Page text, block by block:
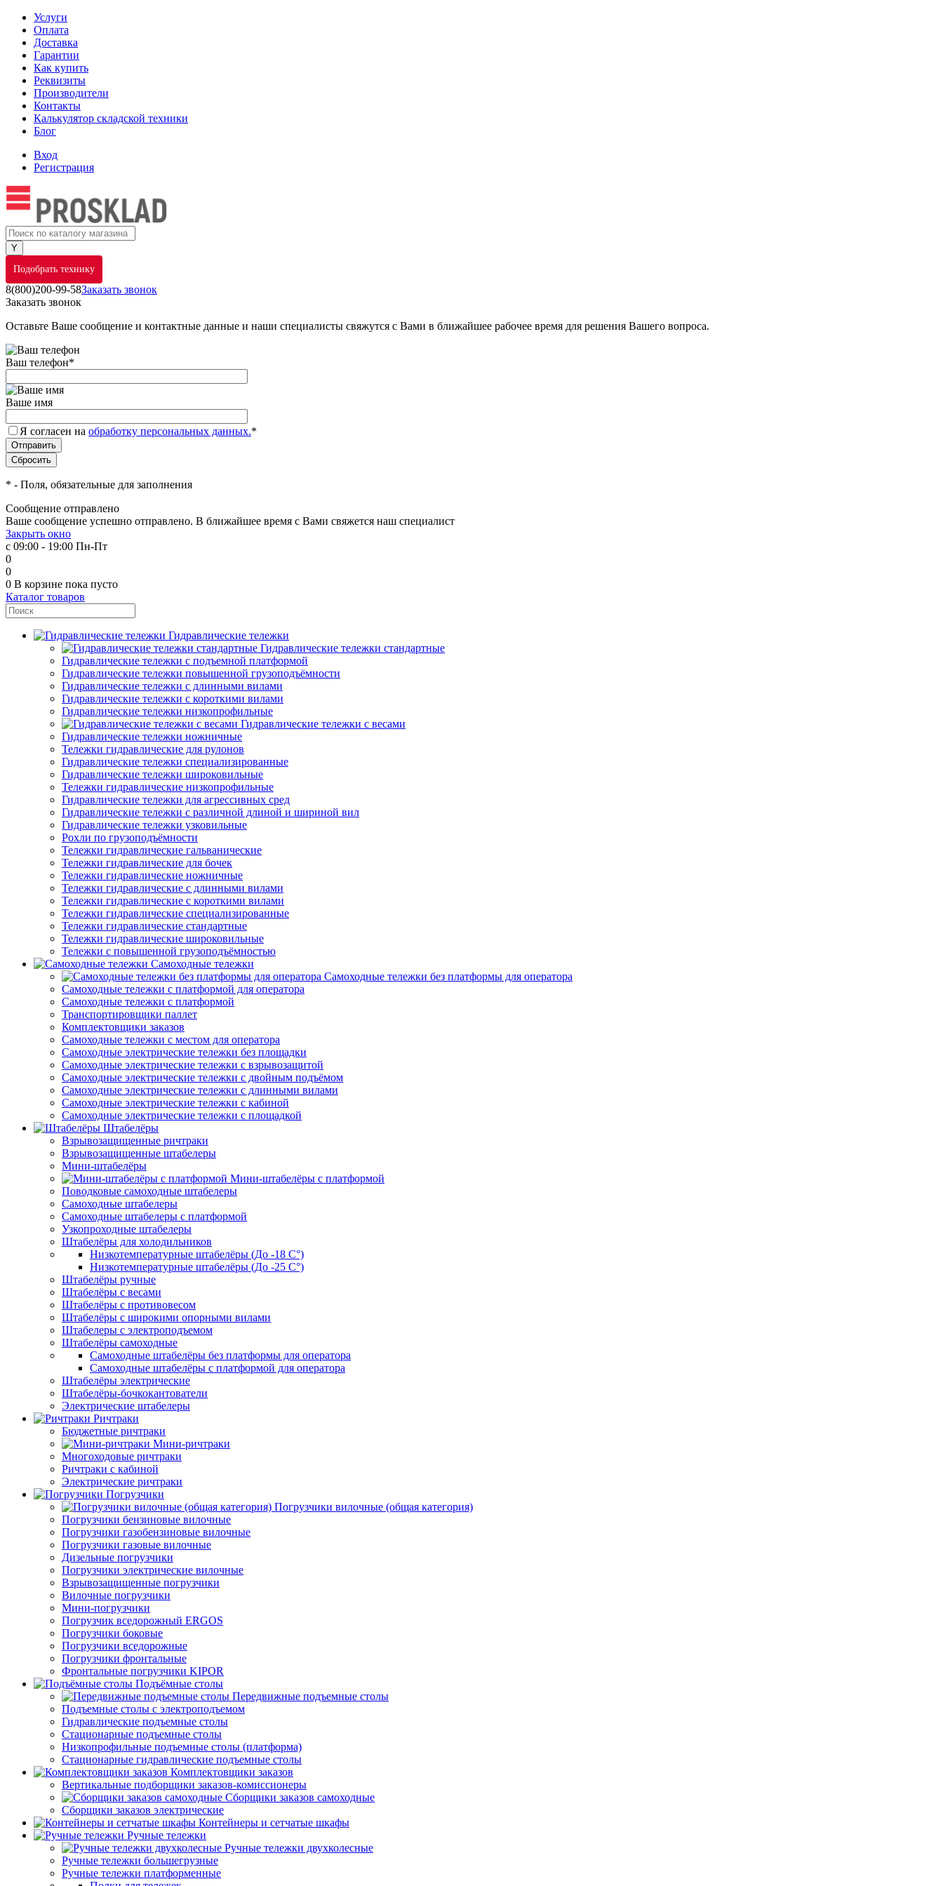
Услуги
Оплата
Доставка
Гарантии
Как купить
Реквизиты
Производители
Контакты
Калькулятор складской техники
Блог
Вход
Регистрация
Подобрать технику
8(800)200-99-58Заказать звонок
Заказать звонок
Оставьте Ваше сообщение и контактные данные и наши специалисты свяжутся с Вами в ближайшее рабочее время для решения Вашего вопроса.
Ваш телефон*
Ваше имя
Я согласен на обработку персональных данных.*
* - Поля, обязательные для заполнения
Сообщение отправлено
Ваше сообщение успешно отправлено. В ближайшее время с Вами свяжется наш специалист
Закрыть окно
с 09:00 - 19:00 Пн-Пт
0
0
0 В корзине пока пусто
Каталог товаров
Гидравлические тележки
Гидравлические тележки стандартные
Гидравлические тележки с подъемной платформой
Гидравлические тележки повышенной грузоподъёмности
Гидравлические тележки с длинными вилами
Гидравлические тележки с короткими вилами
Гидравлические тележки низкопрофильные
Гидравлические тележки с весами
Гидравлические тележки ножничные
Тележки гидравлические для рулонов
Гидравлические тележки специализированные
Гидравлические тележки широковильные
Тележки гидравлические низкопрофильные
Гидравлические тележки для агрессивных сред
Гидравлические тележки с различной длиной и шириной вил
Гидравлические тележки узковильные
Рохли по грузоподъёмности
Тележки гидравлические гальванические
Тележки гидравлические для бочек
Тележки гидравлические ножничные
Тележки гидравлические с длинными вилами
Тележки гидравлические с короткими вилами
Тележки гидравлические специализированные
Тележки гидравлические стандартные
Тележки гидравлические широковильные
Тележки с повышенной грузоподъёмностью
Самоходные тележки
Самоходные тележки без платформы для оператора
Самоходные тележки с платформой для оператора
Самоходные тележки с платформой
Транспортировщики паллет
Комплектовщики заказов
Самоходные тележки с местом для оператора
Самоходные электрические тележки без площадки
Самоходные электрические тележки с взрывозащитой
Самоходные электрические тележки с двойным подъёмом
Самоходные электрические тележки с длинными вилами
Самоходные электрические тележки с кабиной
Самоходные электрические тележки с площадкой
Штабелёры
Взрывозащищенные ричтраки
Взрывозащищенные штабелеры
Мини-штабелёры
Мини-штабелёры с платформой
Поводковые самоходные штабелеры
Самоходные штабелеры
Самоходные штабелеры с платформой
Узкопроходные штабелеры
Штабелёры для холодильников
Низкотемпературные штабелёры (До -18 C°)
Низкотемпературные штабелёры (До -25 C°)
Штабелёры ручные
Штабелёры с весами
Штабелёры с противовесом
Штабелёры с широкими опорными вилами
Штабелеры с электроподъемом
Штабелёры самоходные
Самоходные штабелёры без платформы для оператора
Самоходные штабелёры с платформой для оператора
Штабелёры электрические
Штабелёры-бочкокантователи
Электрические штабелеры
Ричтраки
Бюджетные ричтраки
Мини-ричтраки
Многоходовые ричтраки
Ричтраки с кабиной
Электрические ричтраки
Погрузчики
Погрузчики вилочные (общая категория)
Погрузчики бензиновые вилочные
Погрузчики газобензиновые вилочные
Погрузчики газовые вилочные
Дизельные погрузчики
Погрузчики электрические вилочные
Взрывозащищенные погрузчики
Вилочные погрузчики
Мини-погрузчики
Погрузчик вседорожный ERGOS
Погрузчики боковые
Погрузчики вседорожные
Погрузчики фронтальные
Фронтальные погрузчики KIPOR
Подъёмные столы
Передвижные подъемные столы
Подъемные столы с электроподъемом
Гидравлические подъемные столы
Стационарные подъемные столы
Низкопрофильные подъемные столы (платформа)
Стационарные гидравлические подъемные столы
Комплектовщики заказов
Вертикальные подборщики заказов-комиссионеры
Сборщики заказов самоходные
Сборщики заказов электрические
Контейнеры и сетчатые шкафы
Ручные тележки
Ручные тележки двухколесные
Ручные тележки большегрузные
Ручные тележки платформенные